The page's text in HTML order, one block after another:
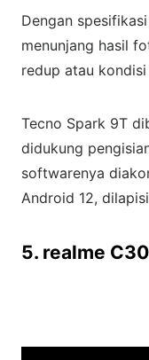
Dengan
menunjang hasil
redup atau
Tecno Spark 9T
didukung
softwarenya
Android 12,
5. realme C30